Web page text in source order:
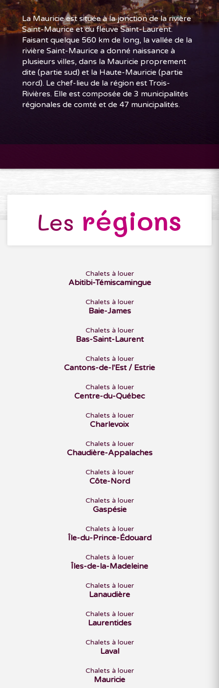
La Mauricie est située à la jonction de la rivière
Saint-Maurice et du fleuve Saint-Laurent.
Faisant quelque 560 km de long, la vallée de la
rivière Saint-Maurice a donné naissance à
plusieurs villes, dans la Mauricie proprement
dite (partie sud) et la Haute-Mauricie (partie
nord). Le chef-lieu de la région est Trois-
Rivières. Elle est composée de 3 municipalités
régionales de comté et de 47 municipalités.
Les régions
Chalets à louer
Abitibi-Témiscamingue
Chalets à louer
Baie-James
Chalets à louer
Bas-Saint-Laurent
Chalets à louer
Cantons-de-l'Est / Estrie
Chalets à louer
Centre-du-Québec
Chalets à louer
Charlevoix
Chalets à louer
Chaudière-Appalaches
Chalets à louer
Côte-Nord
Chalets à louer
Gaspésie
Chalets à louer
Île-du-Prince-Édouard
Chalets à louer
Îles-de-la-Madeleine
Chalets à louer
Lanaudière
Chalets à louer
Laurentides
Chalets à louer
Laval
Chalets à louer
Mauricie